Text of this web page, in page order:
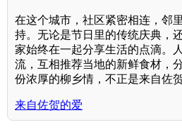
在这个城市，社区紧密相连，邻
持。无论是节日里的传统庆典，
家始终在一起分享生活的点滴。
流，互相推荐当地的新鲜食材，
份浓厚的柳乡情，不正是来自佐
来自佐贺的爱